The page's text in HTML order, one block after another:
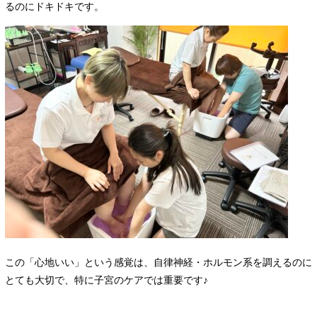
るのにドキドキです。
この「心地いい」という感覚は、自律神経・ホルモン系を調えるのに
とても大切で、特に子宮のケアでは重要です♪